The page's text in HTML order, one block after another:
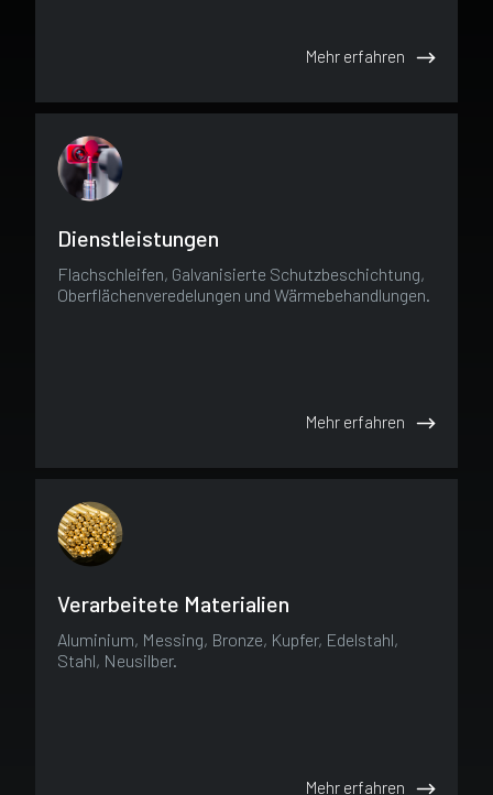
Mehr erfahren
Dienstleistungen
Flachschleifen, Galvanisierte Schutzbeschichtung,
Oberflächenveredelungen und Wärmebehandlungen.
Mehr erfahren
Verarbeitete Materialien
Aluminium, Messing, Bronze, Kupfer, Edelstahl,
Stahl, Neusilber.
Mehr erfahren